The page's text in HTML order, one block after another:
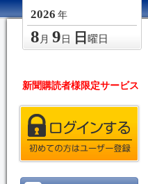
2026 年
8 月 9 日 日 曜日
新聞購読者様限定サービス